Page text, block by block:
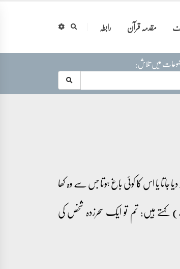
مقدمہ قرآن
رابطہ
میں تلاش:
جاتا یا اس کا کوئی باغ ہوتا جس سے وہ کھا
کہتے ہیں: تم تو ایک سحرزدہ شخص کی